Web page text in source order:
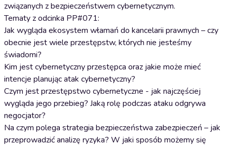
związanych z bezpieczeństwem cybernetycznym.
Tematy z odcinka PP#071:
Jak wygląda ekosystem włamań do kancelarii prawnych – czy
obecnie jest wiele przestępstw, których nie jesteśmy
świadomi?
Kim jest cybernetyczny przestępca oraz jakie może mieć
intencje planując atak cybernetyczny?
Czym jest przestępstwo cybernetyczne - jak najczęściej
wygląda jego przebieg? Jaką rolę podczas ataku odgrywa
negocjator?
Na czym polega strategia bezpieczeństwa zabezpieczeń – jak
przeprowadzić analizę ryzyka? W jaki sposób możemy się